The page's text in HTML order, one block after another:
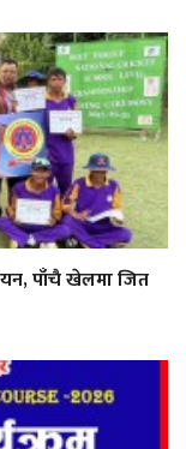
पाँचै खेलमा जित